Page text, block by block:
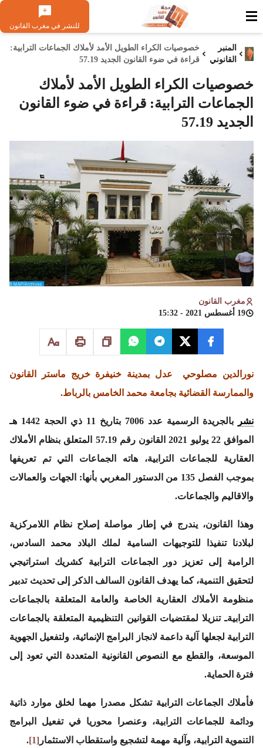
للنشر في مغرب القانون
المنبر
القانوني
خصوصيات الكراء الطويل الأمد لأملاك الجماعات الترابية:
قراءة في ضوء القانون الجديد 57.19
خصوصيات الكراء الطويل الأمد لأملاك
الجماعات الترابية: قراءة في ضوء القانون
الجديد 57.19
مغرب القانون
19 أغسطس 2021 - 15:32
نورالدين مصلوحي عدل بمدينة خنيفرةخريج ماستر القانون
والممارسة القضائية بجامعة محمد الخامس بالرباط.
نشر
بالجريدة الرسمية عدد 7006 بتاريخ 11 ذي الحجة 1442 هـ
الموافق 22 يوليو 2021 القانون رقم 57.19 المتعلق بنظام الأملاك
العقارية للجماعات الترابية، هاته الجماعات التي تم تعريفها
بموجب الفصل 135 من الدستور المغربي بأنها: الجهات والعمالات
والاقاليم والجماعات.
وهذا القانون، يندرج في إطار مواصلة إصلاح نظام اللامركزية
لبلادنا تنفيذا للتوجيهات السامية لملك البلاد محمد السادس،
الرامية إلى تعزيز دور الجماعات الترابية كشريك استراتيجي
لتحقيق التنمية، كما يهدف القانون السالف الذكر إلى تحديث تدبير
منظومة الأملاك العقارية الخاصة والعامة المتعلقة بالجماعات
الترابيةـ تنزيلا لمقتضيات القوانين التنظيمية المتعلقة بالجماعات
الترابية لجعلها آلية داعمة لانجاز البرامج الإنمائية، ولتفعيل الجهوية
الموسعة، والقطع مع النصوص القانونية المتعددة التي تعود إلى
فترة الحماية.
فأملاك الجماعات الترابية تشكل مصدرا مهما لخلق موارد ذاتية
ودائمة للجماعات الترابية، وعنصرا محوريا في تفعيل البرامج
التنموية الترابية، وآلية مهمة لتشجيع واستقطاب الاستثمار [1]
.